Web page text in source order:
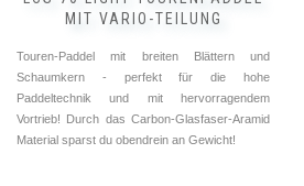
MIT VARIO-TEILUNG
Touren-Paddel mit breiten Blättern und
Schaumkern - perfekt für die hohe
Paddeltechnik und mit hervorragendem
Vortrieb! Durch das Carbon-Glasfaser-Aramid
Material sparst du obendrein an Gewicht!